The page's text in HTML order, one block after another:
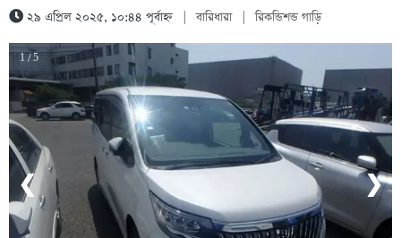
২৯ এপ্রিল ২০২৫, ১০:৪৪ পূর্বাহ্ন বারিধারা রিকন্ডিশন্ড গাড়ি
1 / 5
❮ ❯